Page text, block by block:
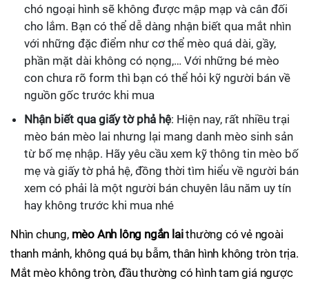
chó ngoại hình sẽ không được mập mạp và cân đối
cho lắm. Bạn có thể dễ dàng nhận biết qua mắt nhìn
với những đặc điểm như cơ thể mèo quá dài, gầy,
phần mặt dài không có nọng,… Với những bé mèo
con chưa rõ form thì bạn có thể hỏi kỹ người bán về
nguồn gốc trước khi mua
Nhận biết qua giấy tờ phả hệ: Hiện nay, rất nhiều trại
mèo bán mèo lai nhưng lại mang danh mèo sinh sản
từ bố mẹ nhập. Hãy yêu cầu xem kỹ thông tin mèo bố
mẹ và giấy tờ phả hệ, đồng thời tìm hiểu về người bán
xem có phải là một người bán chuyên lâu năm uy tín
hay không trước khi mua nhé
Nhìn chung, mèo Anh lông ngắn laithường có vẻ ngoài
thanh mảnh, không quá bụ bẫm, thân hình không tròn trịa.
Mắt mèo không tròn, đầu thường có hình tam giá ngược